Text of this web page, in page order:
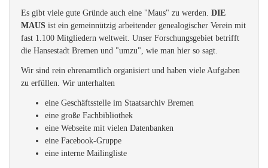
Es gibt viele gute Gründe auch eine "Maus" zu werden. DIE
MAUS ist ein gemeinnützig arbeitender genealogischer Verein mit
fast 1.100 Mitgliedern weltweit. Unser Forschungsgebiet betrifft
die Hansestadt Bremen und "umzu", wie man hier so sagt.
Wir sind rein ehrenamtlich organisiert und haben viele Aufgaben
zu erfüllen. Wir unterhalten
eine Geschäftsstelle im Staatsarchiv Bremen
eine große Fachbibliothek
eine Webseite mit vielen Datenbanken
eine Facebook-Gruppe
eine interne Mailingliste